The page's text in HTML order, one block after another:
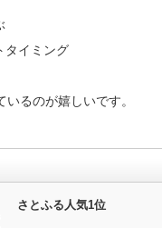
タイミング
るのが嬉しいです。
さとふる人気1位